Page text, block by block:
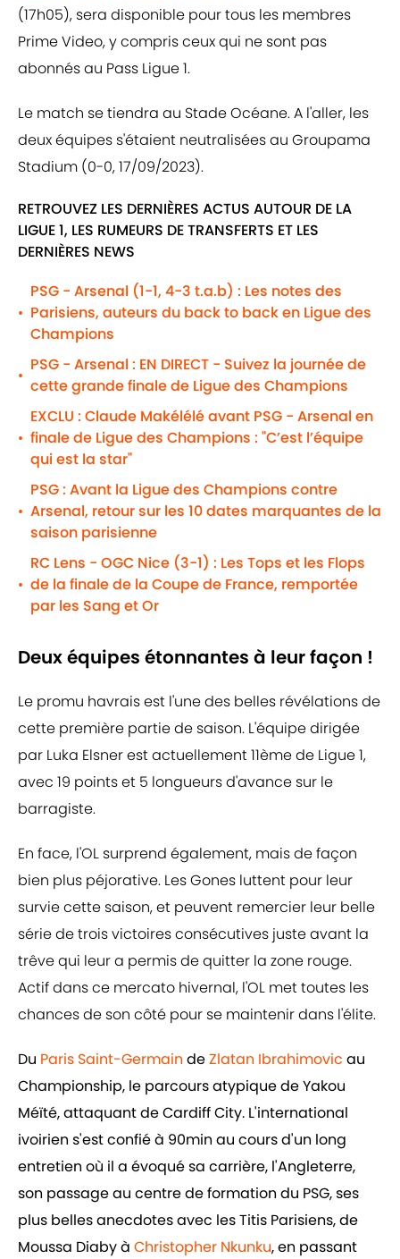
(17h05), sera disponible pour tous les membres
Prime Video, y compris ceux qui ne sont pas
abonnés au Pass Ligue 1.
Le match se tiendra au Stade Océane. A l'aller, les
deux équipes s'étaient neutralisées au Groupama
Stadium (0-0, 17/09/2023).
RETROUVEZ LES DERNIÈRES ACTUS AUTOUR DE LA
LIGUE 1, LES RUMEURS DE TRANSFERTS ET LES
DERNIÈRES NEWS
•
PSG - Arsenal (1-1, 4-3 t.a.b) : Les notes des
Parisiens, auteurs du back to back en Ligue des
Champions
•
PSG - Arsenal : EN DIRECT - Suivez la journée de
cette grande finale de Ligue des Champions
•
EXCLU : Claude Makélélé avant PSG - Arsenal en
finale de Ligue des Champions : "C’est l’équipe
qui est la star"
•
PSG : Avant la Ligue des Champions contre
Arsenal, retour sur les 10 dates marquantes de la
saison parisienne
•
RC Lens - OGC Nice (3-1) : Les Tops et les Flops
de la finale de la Coupe de France, remportée
par les Sang et Or
Deux équipes étonnantes à leur façon !
Le promu havrais est l'une des belles révélations de
cette première partie de saison. L'équipe dirigée
par Luka Elsner est actuellement 11ème de Ligue 1,
avec 19 points et 5 longueurs d'avance sur le
barragiste.
En face, l'OL surprend également, mais de façon
bien plus péjorative. Les Gones luttent pour leur
survie cette saison, et peuvent remercier leur belle
série de trois victoires consécutives juste avant la
trêve qui leur a permis de quitter la zone rouge.
Actif dans ce mercato hivernal, l'OL met toutes les
chances de son côté pour se maintenir dans l'élite.
Du Paris Saint-Germain deZlatan Ibrahimovic au
Championship, le parcours atypique de Yakou
Méïté, attaquant de Cardiff City. L'international
ivoirien s'est confié à 90min au cours d'un long
entretien où il a évoqué sa carrière, l'Angleterre,
son passage au centre de formation du PSG, ses
plus belles anecdotes avec les Titis Parisiens, de
Moussa Diaby à Christopher Nkunku, en passant